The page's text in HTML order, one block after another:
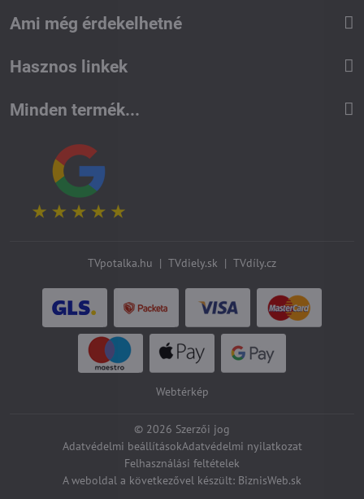
Ami még érdekelhetné
Hasznos linkek
Minden termék...
TVpotalka.hu | TVdiely.sk | TVdíly.cz
Webtérkép
© 2026 Szerzői jog
Adatvédelmi beállításokAdatvédelmi nyilatkozat
Felhasználási feltételek
A weboldal a következővel készült: BiznisWeb.sk